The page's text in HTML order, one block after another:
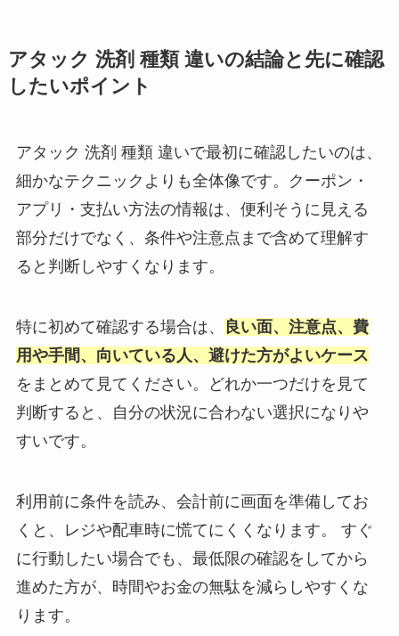
アタック 洗剤 種類 違いの結論と先に確認
したいポイント
アタック 洗剤 種類 違いで最初に確認したいのは、
細かなテクニックよりも全体像です。クーポン・
アプリ・支払い方法の情報は、便利そうに見える
部分だけでなく、条件や注意点まで含めて理解す
ると判断しやすくなります。
特に初めて確認する場合は、
良い面、注意点、費
用や手間、向いている人、避けた方がよいケース
をまとめて見てください。どれか一つだけを見て
判断すると、自分の状況に合わない選択になりや
すいです。
利用前に条件を読み、会計前に画面を準備してお
くと、レジや配車時に慌てにくくなります。 すぐ
に行動したい場合でも、最低限の確認をしてから
進めた方が、時間やお金の無駄を減らしやすくな
ります。